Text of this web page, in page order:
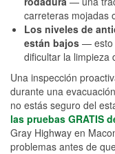
carreteras mojadas
Los niveles de
están bajos — esto
dificultar la limpieza
Una inspección
durante una
no estás seguro del
las pruebas GRATIS
Gray Highway en
problemas antes de